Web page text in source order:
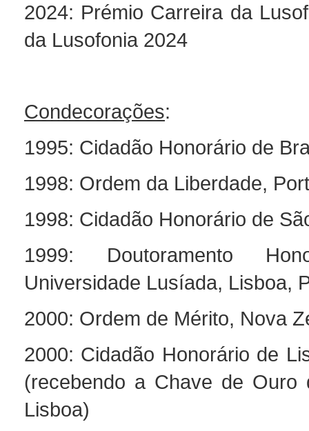
2024: Prémio Carreira da
da Lusofonia 2024
Condecorações:
1995: Cidadão Honorário de
1998: Ordem da Liberdade,
1998: Cidadão Honorário de
1999: Doutoramento
Universidade Lusíada, Lisboa,
2000: Ordem de Mérito, Nova
2000: Cidadão Honorário de
(recebendo a Chave de Ouro
Lisboa)